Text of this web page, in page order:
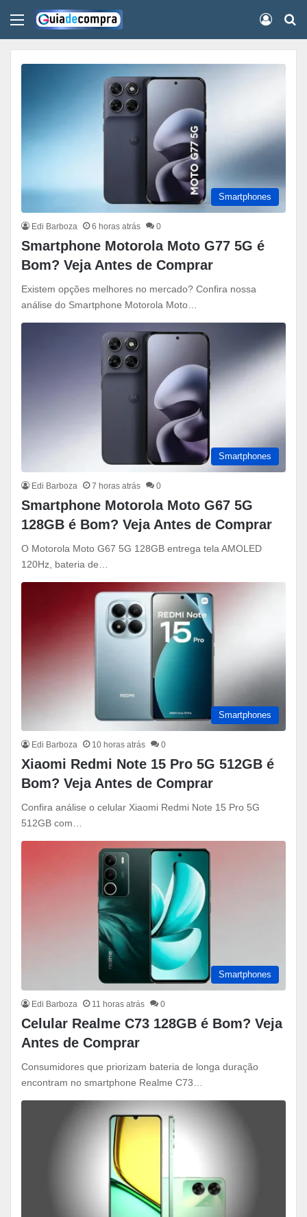
Menu
Smartphones
Edi Barboza 6 horas atrás 0
Smartphone Motorola Moto G77 5G é
Bom? Veja Antes de Comprar
Existem opções melhores no mercado? Confira nossa
análise do Smartphone Motorola Moto…
Smartphones
Edi Barboza 7 horas atrás 0
Smartphone Motorola Moto G67 5G
128GB é Bom? Veja Antes de Comprar
O Motorola Moto G67 5G 128GB entrega tela AMOLED
120Hz, bateria de…
Smartphones
Edi Barboza 10 horas atrás 0
Xiaomi Redmi Note 15 Pro 5G 512GB é
Bom? Veja Antes de Comprar
Confira análise o celular Xiaomi Redmi Note 15 Pro 5G
512GB com…
Smartphones
Edi Barboza 11 horas atrás 0
Celular Realme C73 128GB é Bom? Veja
Antes de Comprar
Consumidores que priorizam bateria de longa duração
encontram no smartphone Realme C73…